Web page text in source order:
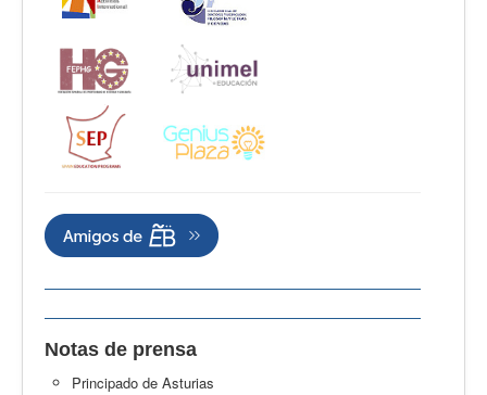
Notas de prensa
Principado de Asturias